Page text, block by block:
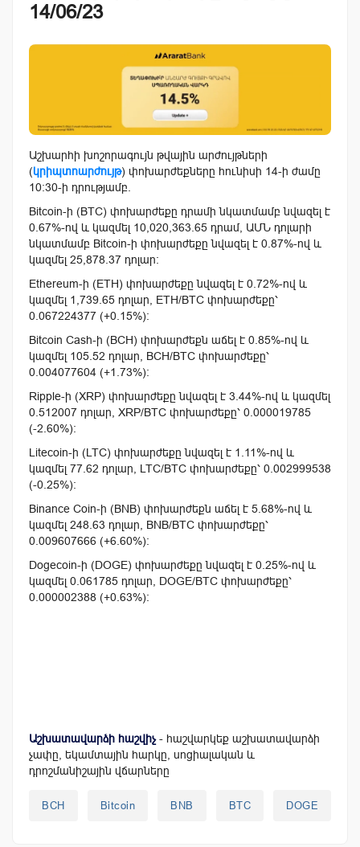
14/06/23
Աշխարհի խոշորագույն թվային արժույթների
(կրիպտոարժույթ) փոխարժեքները հունիսի 14-ի ժամը
10:30-ի դրությամբ.
Bitcoin-ի (BTC) փոխարժեքը դրամի նկատմամբ նվազել է
0.67%-ով և կազմել 10,020,363.65 դրամ, ԱՄՆ դոլարի
նկատմամբ Bitcoin-ի փոխարժեքը նվազել է 0.87%-ով և
կազմել 25,878.37 դոլար:
Ethereum-ի (ETH) փոխարժեքը նվազել է 0.72%-ով և
կազմել 1,739.65 դոլար, ETH/BTC փոխարժեքը՝
0.067224377 (+0.15%):
Bitcoin Cash-ի (BCH) փոխարժեքն աճել է 0.85%-ով և
կազմել 105.52 դոլար, BCH/BTC փոխարժեքը՝
0.004077604 (+1.73%):
Ripple-ի (XRP) փոխարժեքը նվազել է 3.44%-ով և կազմել
0.512007 դոլար, XRP/BTC փոխարժեքը՝ 0.000019785
(-2.60%):
Litecoin-ի (LTC) փոխարժեքը նվազել է 1.11%-ով և
կազմել 77.62 դոլար, LTC/BTC փոխարժեքը՝ 0.002999538
(-0.25%):
Binance Coin-ի (BNB) փոխարժեքն աճել է 5.68%-ով և
կազմել 248.63 դոլար, BNB/BTC փոխարժեքը՝
0.009607666 (+6.60%):
Dogecoin-ի (DOGE) փոխարժեքը նվազել է 0.25%-ով և
կազմել 0.061785 դոլար, DOGE/BTC փոխարժեքը՝
0.000002388 (+0.63%):
Աշխատավարձի հաշվիչ - հաշվարկեք աշխատավարձի
չափը, եկամտային հարկը, սոցիալական և
դրոշմանիշային վճարները
BCH Bitcoin BNB BTC DOGE